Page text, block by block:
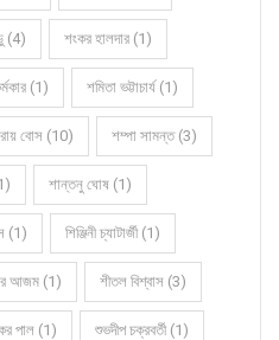
(4) শংকর হালদার (1)
(1) শমিতা ভট্টাচার্য (1)
বোস (10) শম্পা সামন্ত (3)
শান্তনু ঘোষ (1)
(1) শিঞ্জিনী চ্যাটার্জী (1)
আজম (1) শীতল বিশ্বাস (3)
পাল (1) শুভদীপ চক্রবর্তী (1)